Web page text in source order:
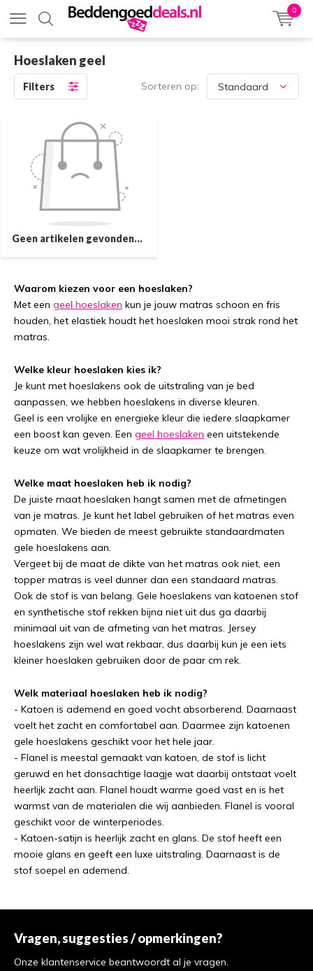
0
Hoeslaken geel
Filters Sorteren op:
Geen artikelen gevonden...
Waarom kiezen voor een hoeslaken?
Met een geel hoeslaken kun je jouw matras schoon en fris
houden, het elastiek houdt het hoeslaken mooi strak rond het
matras.
Welke kleur hoeslaken kies ik?
Je kunt met hoeslakens ook de uitstraling van je bed
aanpassen, we hebben hoeslakens in diverse kleuren.
Geel is een vrolijke en energieke kleur die iedere slaapkamer
een boost kan geven. Een geel hoeslaken een uitstekende
keuze om wat vrolijkheid in de slaapkamer te brengen.
Welke maat hoeslaken heb ik nodig?
De juiste maat hoeslaken hangt samen met de afmetingen
van je matras. Je kunt het label gebruiken of het matras even
opmaten. We bieden de meest gebruikte standaardmaten
gele hoeslakens aan.
Vergeet bij de maat de dikte van het matras ook niet, een
topper matras is veel dunner dan een standaard matras.
Ook de stof is van belang. Gele hoeslakens van katoenen stof
en synthetische stof rekken bijna niet uit dus ga daarbij
minimaal uit van de afmeting van het matras. Jersey
hoeslakens zijn wel wat rekbaar, dus daarbij kun je een iets
kleiner hoeslaken gebruiken door de paar cm rek.
Welk materiaal hoeslaken heb ik nodig?
- Katoen is ademend en goed vocht absorberend. Daarnaast
voelt het zacht en comfortabel aan. Daarmee zijn katoenen
gele hoeslakens geschikt voor het hele jaar.
- Flanel is meestal gemaakt van katoen, de stof is licht
geruwd en het donsachtige laagje wat daarbij ontstaat voelt
heerlijk zacht aan. Flanel houdt warme goed vast en is het
warmst van de materialen die wij aanbieden. Flanel is vooral
geschikt voor de winterperiodes.
- Katoen-satijn is heerlijk zacht en glans. De stof heeft een
mooie glans en geeft een luxe uitstraling. Daarnaast is de
stof soepel en ademend.
Vragen, suggesties / opmerkingen?
Onze klantenservice beantwoordt al je vragen.